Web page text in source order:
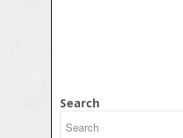
Search